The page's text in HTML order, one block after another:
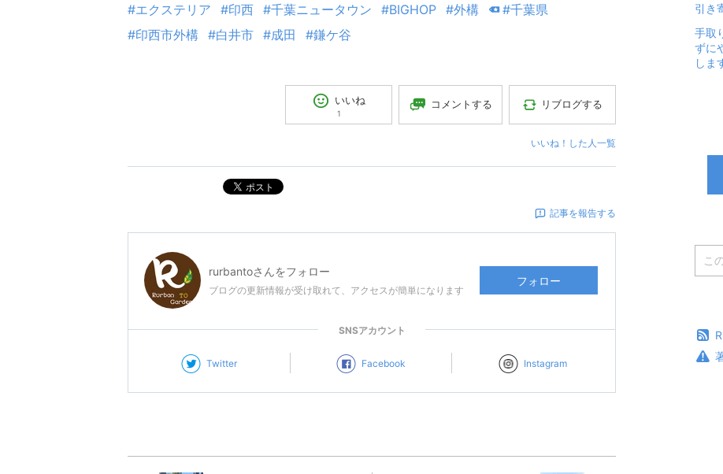
#エクステリア #印西 #千葉ニュータウン #BIGHOP #外構
#千葉県
#印西市外構 #白井市 #成田 #鎌ケ谷
いいね
1
コメントする リブログする
いいね！した人一覧
ポスト
記事を報告する
rurbantoさんをフォロー
ブログの更新情報が受け取れて、アクセスが簡単になります
フォロー
SNSアカウント
Twitter Facebook Instagram
引き
手取
ずに
しま